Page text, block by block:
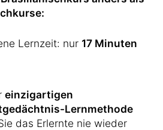
Lernzeit: nur 17 Minuten
einzigartigen
Lernmethode
das Erlernte nie wieder